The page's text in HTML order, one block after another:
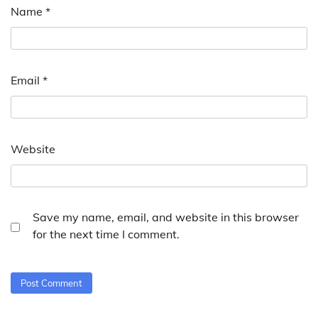
Name *
Email *
Website
Save my name, email, and website in this browser
for the next time I comment.